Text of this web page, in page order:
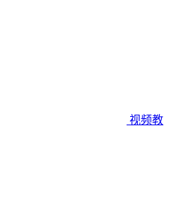
视频教